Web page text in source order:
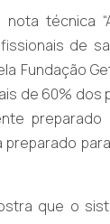
técnica
de
Fundação
de 60% dos
preparado
que o